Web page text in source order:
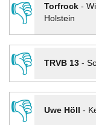
👎
Torfrock-
Holstein
👎
TRVB 13-
👎
Uwe Höll -